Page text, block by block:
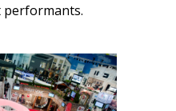
performants.